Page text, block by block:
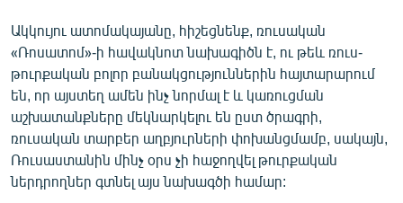
«Ազատության» բոլոր կայքերը
Ակկույու ատոմակայանը, հիշեցնենք, ռուսական
«Ռոսատոմ»-ի հավակնոտ նախագիծն է, ու թեև ռուս-
թուրքական բոլոր բանակցություններին հայտարարում
են, որ այստեղ ամեն ինչ նորմալ է և կառուցման
աշխատանքները մեկնարկելու են ըստ ծրագրի,
ռուսական տարբեր աղբյուրների փոխանցմամբ, սակայն,
Ռուսաստանին մինչ օրս չի հաջողվել թուրքական
ներդրողներ գտնել այս նախագծի համար: